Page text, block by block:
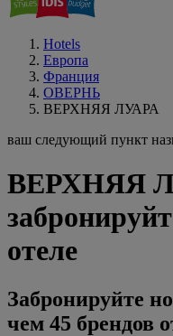
Hotels
Европа
Франция
ОВЕРНЬ
ВЕРХНЯЯ ЛУАРА
ваш следующий пункт
ВЕРХНЯЯ
отеле
Забронируйте
чем 45 брендов